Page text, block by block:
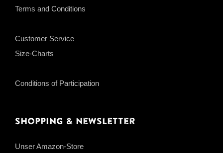
Terms and Conditions
Customer Service
Size-Charts
Conditions of Participation
Shopping & Newsletter
Unser Amazon-Store